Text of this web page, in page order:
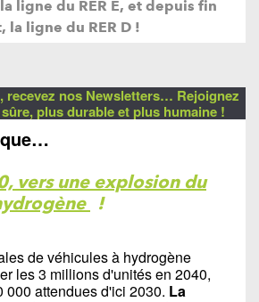
ligne du RER E, et depuis fin
la ligne du RER D !
recevez nos Newsletters… Rejoignez
plus durable et plus humaine !
vers une explosion du
!
de véhicules à hydrogène
les 3 millions d'unités en 2040,
000 attendues d'ici 2030. La